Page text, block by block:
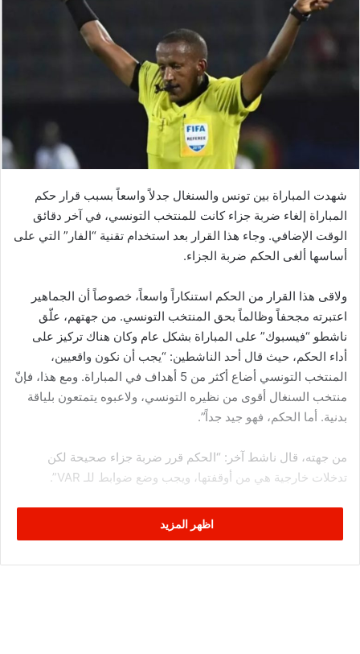
شهدت المباراة بين تونس والسنغال جدلاً واسعاً بسبب قرار حكم
المباراة إلغاء ضربة جزاء كانت للمنتخب التونسي، في آخر دقائق
الوقت الإضافي. وجاء هذا القرار بعد استخدام تقنية “الفار” التي على
أساسها ألغى الحكم ضربة الجزاء.
ولاقى هذا القرار من الحكم استنكاراً واسعاً، خصوصاً أن الجماهير
اعتبرته مجحفاً وظالماً بحق المنتخب التونسي. من جهتهم، علّق
ناشطو “فيسبوك” على المباراة بشكل عام وكان هناك تركيز على
أداء الحكم، حيث قال أحد الناشطين: “يجب أن نكون واقعيين،
المنتخب التونسي أضاع أكثر من 5 أهداف في المباراة. ومع هذا، فإنّ
منتخب السنغال أقوى من نظيره التونسي، ولاعبوه يتمتعون بلياقة
بدنية. أما الحكم، فهو جيد جداً”.
من جهته، قال ناشط آخر: “الحكم قرر ضربة جزاء صحيحة لكن
تدخلات خارجية هي من أوقفتها، ويجب وضع ضوابط للـ VAR”.
بدوره، قال أحد المتابعين: “ضربه جزاء صحيحة لتونس”، ليقول آخر:
“الحكم غير منصف، وضربة الجزاء هذه أكيدة”. ومع هذا، أشار ناشط
اظهر المزيد